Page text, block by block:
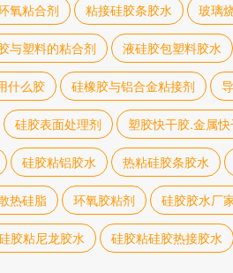
氧粘合剂 粘接硅胶条胶水 玻璃
与塑料的粘合剂 液硅胶包塑料胶水
什么胶 硅橡胶与铝合金粘接剂
硅胶表面处理剂 塑胶快干胶.金属
硅胶粘铝胶水 热粘硅胶条胶水
热硅脂 环氧胶粘剂 硅胶胶水厂
胶粘尼龙胶水 硅胶粘硅胶热接胶水